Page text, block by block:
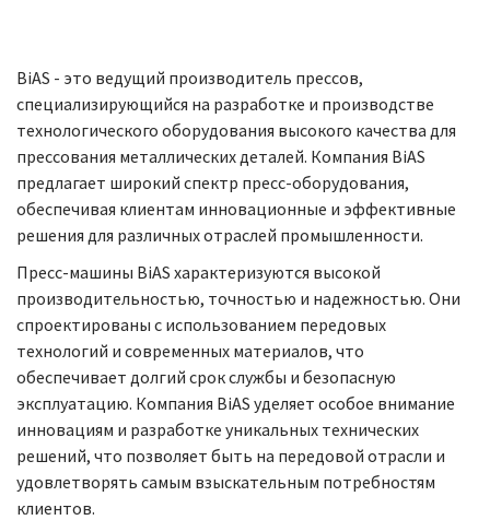
BiAS - это ведущий производитель прессов,
специализирующийся на разработке и производстве
технологического оборудования высокого качества для
прессования металлических деталей. Компания BiAS
предлагает широкий спектр пресс-оборудования,
обеспечивая клиентам инновационные и эффективные
решения для различных отраслей промышленности.
Пресс-машины BiAS характеризуются высокой
производительностью, точностью и надежностью. Они
спроектированы с использованием передовых
технологий и современных материалов, что
обеспечивает долгий срок службы и безопасную
эксплуатацию. Компания BiAS уделяет особое внимание
инновациям и разработке уникальных технических
решений, что позволяет быть на передовой отрасли и
удовлетворять самым взыскательным потребностям
клиентов.